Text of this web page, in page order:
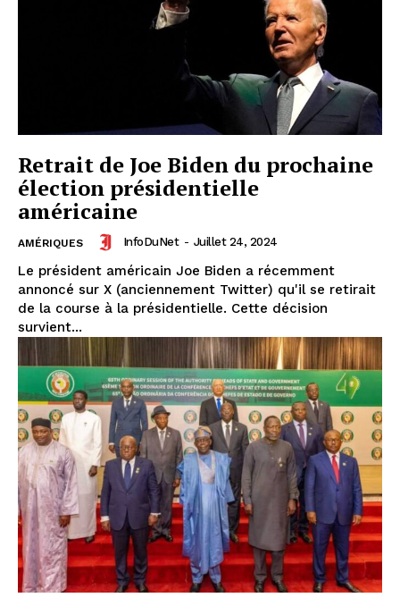
S'ABONNER
S’abonner pour plus de contenus
Mon compte
Plan du site
Afrique
Amériques
Europe
Asie
Retrait de Joe Biden du prochaine
élection présidentielle
américaine
AMÉRIQUES InfoDuNet - Juillet 24, 2024
Le président américain Joe Biden a récemment
annoncé sur X (anciennement Twitter) qu'il se retirait
de la course à la présidentielle. Cette décision
survient...